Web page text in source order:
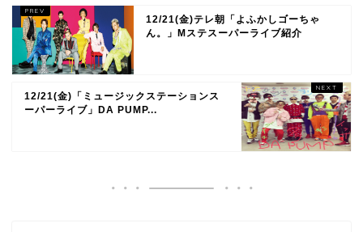
12/21(金)テレ朝「よふかしゴーちゃ
ん。」Mステスーパーライブ紹介
12/21(金)「ミュージックステーションス
ーパーライブ」DA PUMP...